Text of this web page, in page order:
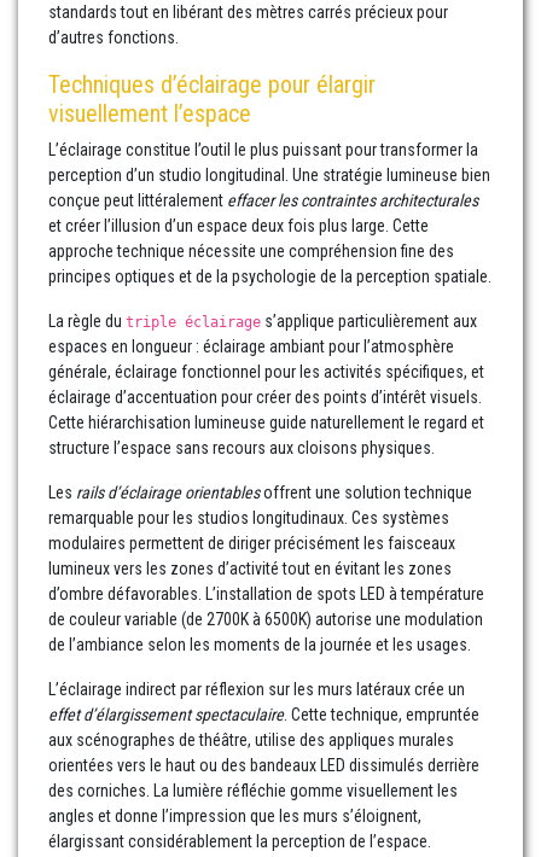
standards tout en libérant des mètres carrés précieux pour
d’autres fonctions.
Techniques d’éclairage pour élargir
visuellement l’espace
L’éclairage constitue l’outil le plus puissant pour transformer la
perception d’un studio longitudinal. Une stratégie lumineuse bien
conçue peut littéralement effacer les contraintes architecturales
et créer l’illusion d’un espace deux fois plus large. Cette
approche technique nécessite une compréhension fine des
principes optiques et de la psychologie de la perception spatiale.
La règle du triple éclairage s’applique particulièrement aux
espaces en longueur : éclairage ambiant pour l’atmosphère
générale, éclairage fonctionnel pour les activités spécifiques, et
éclairage d’accentuation pour créer des points d’intérêt visuels.
Cette hiérarchisation lumineuse guide naturellement le regard et
structure l’espace sans recours aux cloisons physiques.
Les rails d’éclairage orientablesoffrent une solution technique
remarquable pour les studios longitudinaux. Ces systèmes
modulaires permettent de diriger précisément les faisceaux
lumineux vers les zones d’activité tout en évitant les zones
d’ombre défavorables. L’installation de spots LED à température
de couleur variable (de 2700K à 6500K) autorise une modulation
de l’ambiance selon les moments de la journée et les usages.
L’éclairage indirect par réflexion sur les murs latéraux crée un
effet d’élargissement spectaculaire. Cette technique, empruntée
aux scénographes de théâtre, utilise des appliques murales
orientées vers le haut ou des bandeaux LED dissimulés derrière
des corniches. La lumière réfléchie gomme visuellement les
angles et donne l’impression que les murs s’éloignent,
élargissant considérablement la perception de l’espace.